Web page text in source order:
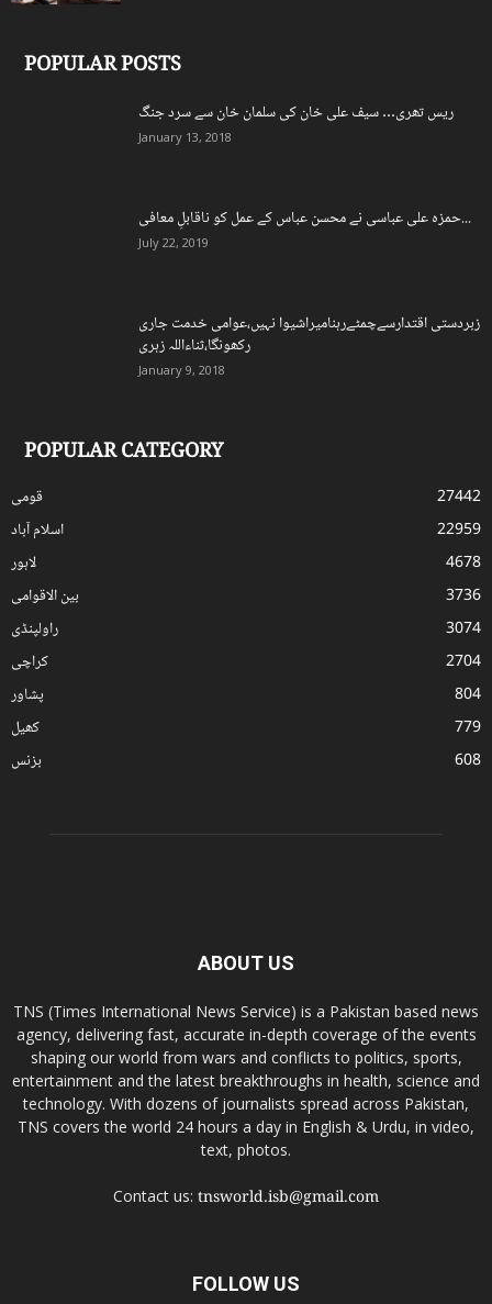
POPULAR POSTS
ریس تھری… سیف علی خان کی سلمان خان سے سرد جنگ
January 13, 2018
حمزہ علی عباسی نے محسن عباس کے عمل کو ناقابلِ معافی...
July 22, 2019
زبردستی اقتدارسےچمٹےرہنامیراشیوا نہیں،عوامی خدمت جاری
رکھونگا،ثناءاللہ زہری
January 9, 2018
POPULAR CATEGORY
قومی
27442
اسلام آباد
22959
لاہور
4678
بین الاقوامی
3736
راولپنڈی
3074
کراچی
2704
پشاور
804
کھیل
779
بزنس
608
ABOUT US
TNS (Times International News Service) is a Pakistan based news
agency, delivering fast, accurate in-depth coverage of the events
shaping our world from wars and conflicts to politics, sports,
entertainment and the latest breakthroughs in health, science and
technology. With dozens of journalists spread across Pakistan,
TNS covers the world 24 hours a day in English & Urdu, in video,
text, photos.
Contact us: tnsworld.isb@gmail.com
FOLLOW US